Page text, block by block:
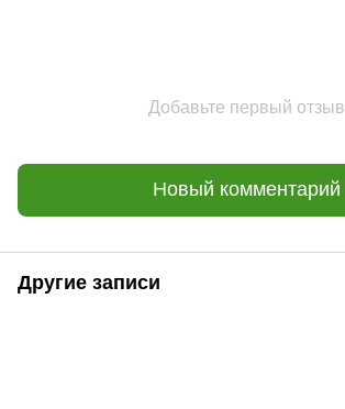
Добавьте первый отзыв
Новый комментарий
Другие записи